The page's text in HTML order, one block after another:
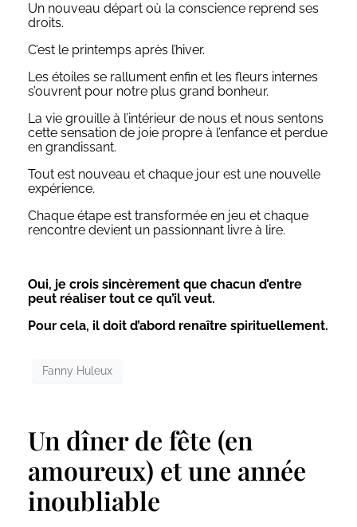
Un nouveau départ où la conscience reprend ses
droits.
C’est le printemps après l’hiver.
Les étoiles se rallument enfin et les fleurs internes
s’ouvrent pour notre plus grand bonheur.
La vie grouille à l’intérieur de nous et nous sentons
cette sensation de joie propre à l’enfance et perdue
en grandissant.
Tout est nouveau et chaque jour est une nouvelle
expérience.
Chaque étape est transformée en jeu et chaque
rencontre devient un passionnant livre à lire.
Oui, je crois sincèrement que chacun d’entre
peut réaliser tout ce qu’il veut.
Pour cela, il doit d’abord renaître spirituellement.
Fanny Huleux
Un dîner de fête (en
amoureux) et une année
inoubliable